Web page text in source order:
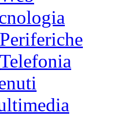
Periferiche
Telefonia